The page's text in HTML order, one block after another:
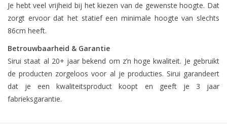
Je hebt veel vrijheid bij het kiezen van de gewenste hoogte. Dat
zorgt ervoor dat het statief een minimale hoogte van slechts
86cm heeft.
Betrouwbaarheid & Garantie
Sirui staat al 20+ jaar bekend om z’n hoge kwaliteit. Je gebruikt
de producten zorgeloos voor al je producties. Sirui garandeert
dat je een kwaliteitsproduct koopt en geeft je 3 jaar
fabrieksgarantie.